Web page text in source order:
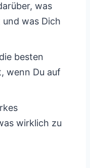
was
was Dich
besten
wenn Du auf
wirklich zu